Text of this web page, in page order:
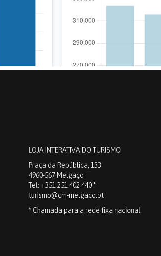
LOJA INTERATIVA DO TURISMO
Praça da República, 133
4960-567 Melgaço
Tel: +351 251 402 440 *
turismo@cm-melgaco.pt
* Chamada para a rede fixa nacional